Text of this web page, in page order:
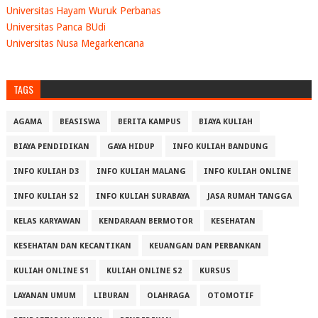
Universitas Hayam Wuruk Perbanas
Universitas Panca BUdi
Universitas Nusa Megarkencana
TAGS
AGAMA BEASISWA BERITA KAMPUS BIAYA KULIAH
BIAYA PENDIDIKAN GAYA HIDUP INFO KULIAH BANDUNG
INFO KULIAH D3 INFO KULIAH MALANG INFO KULIAH ONLINE
INFO KULIAH S2 INFO KULIAH SURABAYA JASA RUMAH TANGGA
KELAS KARYAWAN KENDARAAN BERMOTOR KESEHATAN
KESEHATAN DAN KECANTIKAN KEUANGAN DAN PERBANKAN
KULIAH ONLINE S1 KULIAH ONLINE S2 KURSUS
LAYANAN UMUM LIBURAN OLAHRAGA OTOMOTIF